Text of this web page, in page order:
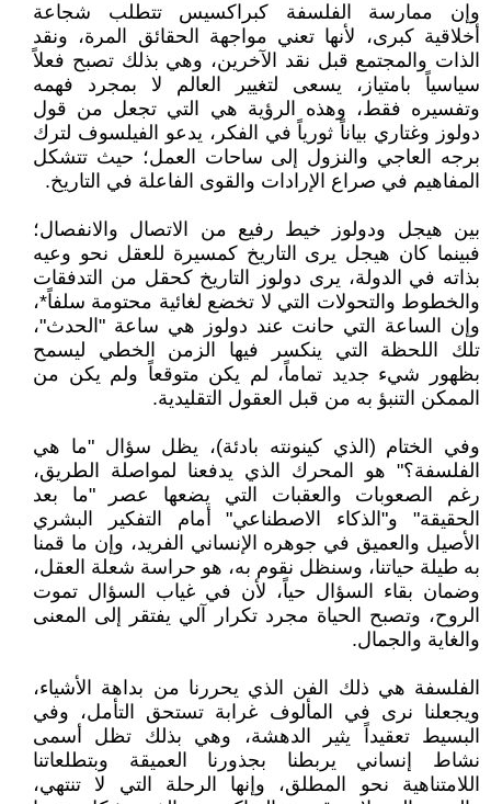
وإن ممارسة الفلسفة كبراكسيس تتطلب شجاعة
أخلاقية كبرى، لأنها تعني مواجهة الحقائق المرة، ونقد
الذات والمجتمع قبل نقد الآخرين، وهي بذلك تصبح فعلاً
سياسياً بامتياز، يسعى لتغيير العالم لا بمجرد فهمه
وتفسيره فقط، وهذه الرؤية هي التي تجعل من قول
دولوز وغتاري بياناً ثورياً في الفكر، يدعو الفيلسوف لترك
برجه العاجي والنزول إلى ساحات العمل؛ حيث تتشكل
المفاهيم في صراع الإرادات والقوى الفاعلة في التاريخ.
بين هيجل ودولوز خيط رفيع من الاتصال والانفصال؛
فبينما كان هيجل يرى التاريخ كمسيرة للعقل نحو وعيه
بذاته في الدولة، يرى دولوز التاريخ كحقل من التدفقات
والخطوط والتحولات التي لا تخضع لغائية محتومة سلفاً*،
وإن الساعة التي حانت عند دولوز هي ساعة "الحدث"،
تلك اللحظة التي ينكسر فيها الزمن الخطي ليسمح
بظهور شيء جديد تماماً، لم يكن متوقعاً ولم يكن من
الممكن التنبؤ به من قبل العقول التقليدية.
وفي الختام (الذي كينونته بادئة)، يظل سؤال "ما هي
الفلسفة؟" هو المحرك الذي يدفعنا لمواصلة الطريق،
رغم الصعوبات والعقبات التي يضعها عصر "ما بعد
الحقيقة" و"الذكاء الاصطناعي" أمام التفكير البشري
الأصيل والعميق في جوهره الإنساني الفريد، وإن ما قمنا
به طيلة حياتنا، وسنظل نقوم به، هو حراسة شعلة العقل،
وضمان بقاء السؤال حياً، لأن في غياب السؤال تموت
الروح، وتصبح الحياة مجرد تكرار آلي يفتقر إلى المعنى
والغاية والجمال.
الفلسفة هي ذلك الفن الذي يحررنا من بداهة الأشياء،
ويجعلنا نرى في المألوف غرابة تستحق التأمل، وفي
البسيط تعقيداً يثير الدهشة، وهي بذلك تظل أسمى
نشاط إنساني يربطنا بجذورنا العميقة وبتطلعاتنا
اللامتناهية نحو المطلق، وإنها الرحلة التي لا تنتهي،